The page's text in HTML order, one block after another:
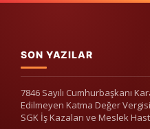
SON YAZILAR
7846 Sayılı Cumhurbaşkanı
Edilmeyen Katma Değer
SGK İş Kazaları ve Meslek